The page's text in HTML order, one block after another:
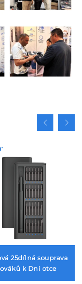
25dílná souprava
k Dni otce